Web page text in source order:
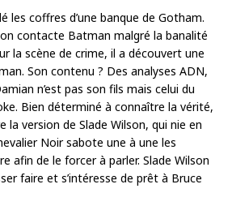
les coffres d’une banque de Gotham.
contacte Batman malgré la banalité
la scène de crime, il a découvert une
Son contenu ? Des analyses ADN,
n’est pas son fils mais celui du
Bien déterminé à connaître la vérité,
la version de Slade Wilson, qui nie en
Noir sabote une à une les
afin de le forcer à parler. Slade Wilson
faire et s’intéresse de prêt à Bruce